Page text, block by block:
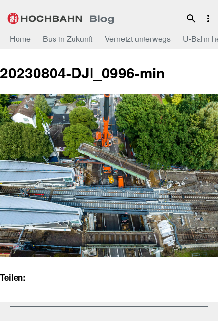
Inhalt
Home Bus in Zukunft Vernetzt unterwegs U-Bahn
20230804-DJI_0996-min
Teilen: